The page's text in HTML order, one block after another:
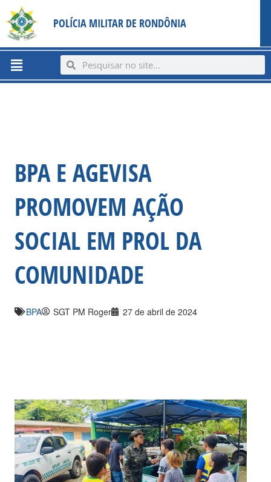
content
para
conteúdo
POLÍCIA MILITAR DE RONDÔNIA
Menu SearchSearch
BPA E AGEVISA
PROMOVEM AÇÃO
SOCIAL EM PROL DA
COMUNIDADE
BPA SGT PM Roger 27 de abril de 2024